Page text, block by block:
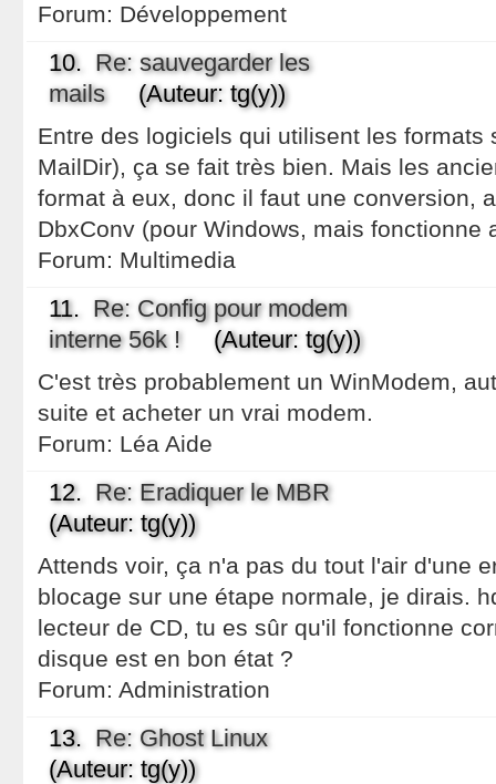
Forum: Développement
10. Re: sauvegarder les
mails(Auteur: tg(y))
Entre des logiciels qui utilisent les formats
MailDir), ça se fait très bien. Mais les
format à eux, donc il faut une conversion,
DbxConv (pour Windows, mais fonctionne
Forum: Multimedia
11. Re: Config pour modem
interne 56k !(Auteur: tg(y))
C'est très probablement un WinModem,
suite et acheter un vrai modem.
Forum: Léa Aide
12. Re: Eradiquer le MBR
(Auteur: tg(y))
Attends voir, ça n'a pas du tout l'air d'une
blocage sur une étape normale, je dirais.
lecteur de CD, tu es sûr qu'il fonctionne
disque est en bon état ?
Forum: Administration
13. Re: Ghost Linux
(Auteur: tg(y))